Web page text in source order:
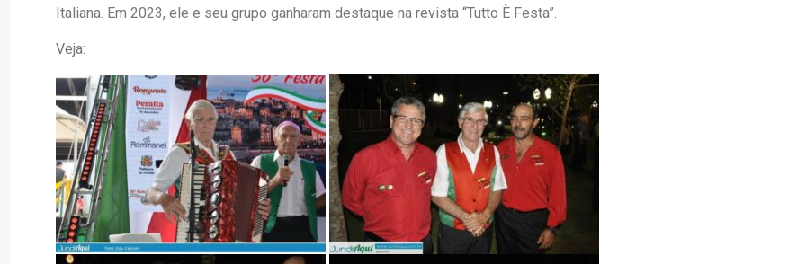
Italiana. Em 2023, ele e seu grupo ganharam destaque na revista “Tutto È Festa”.
Veja: